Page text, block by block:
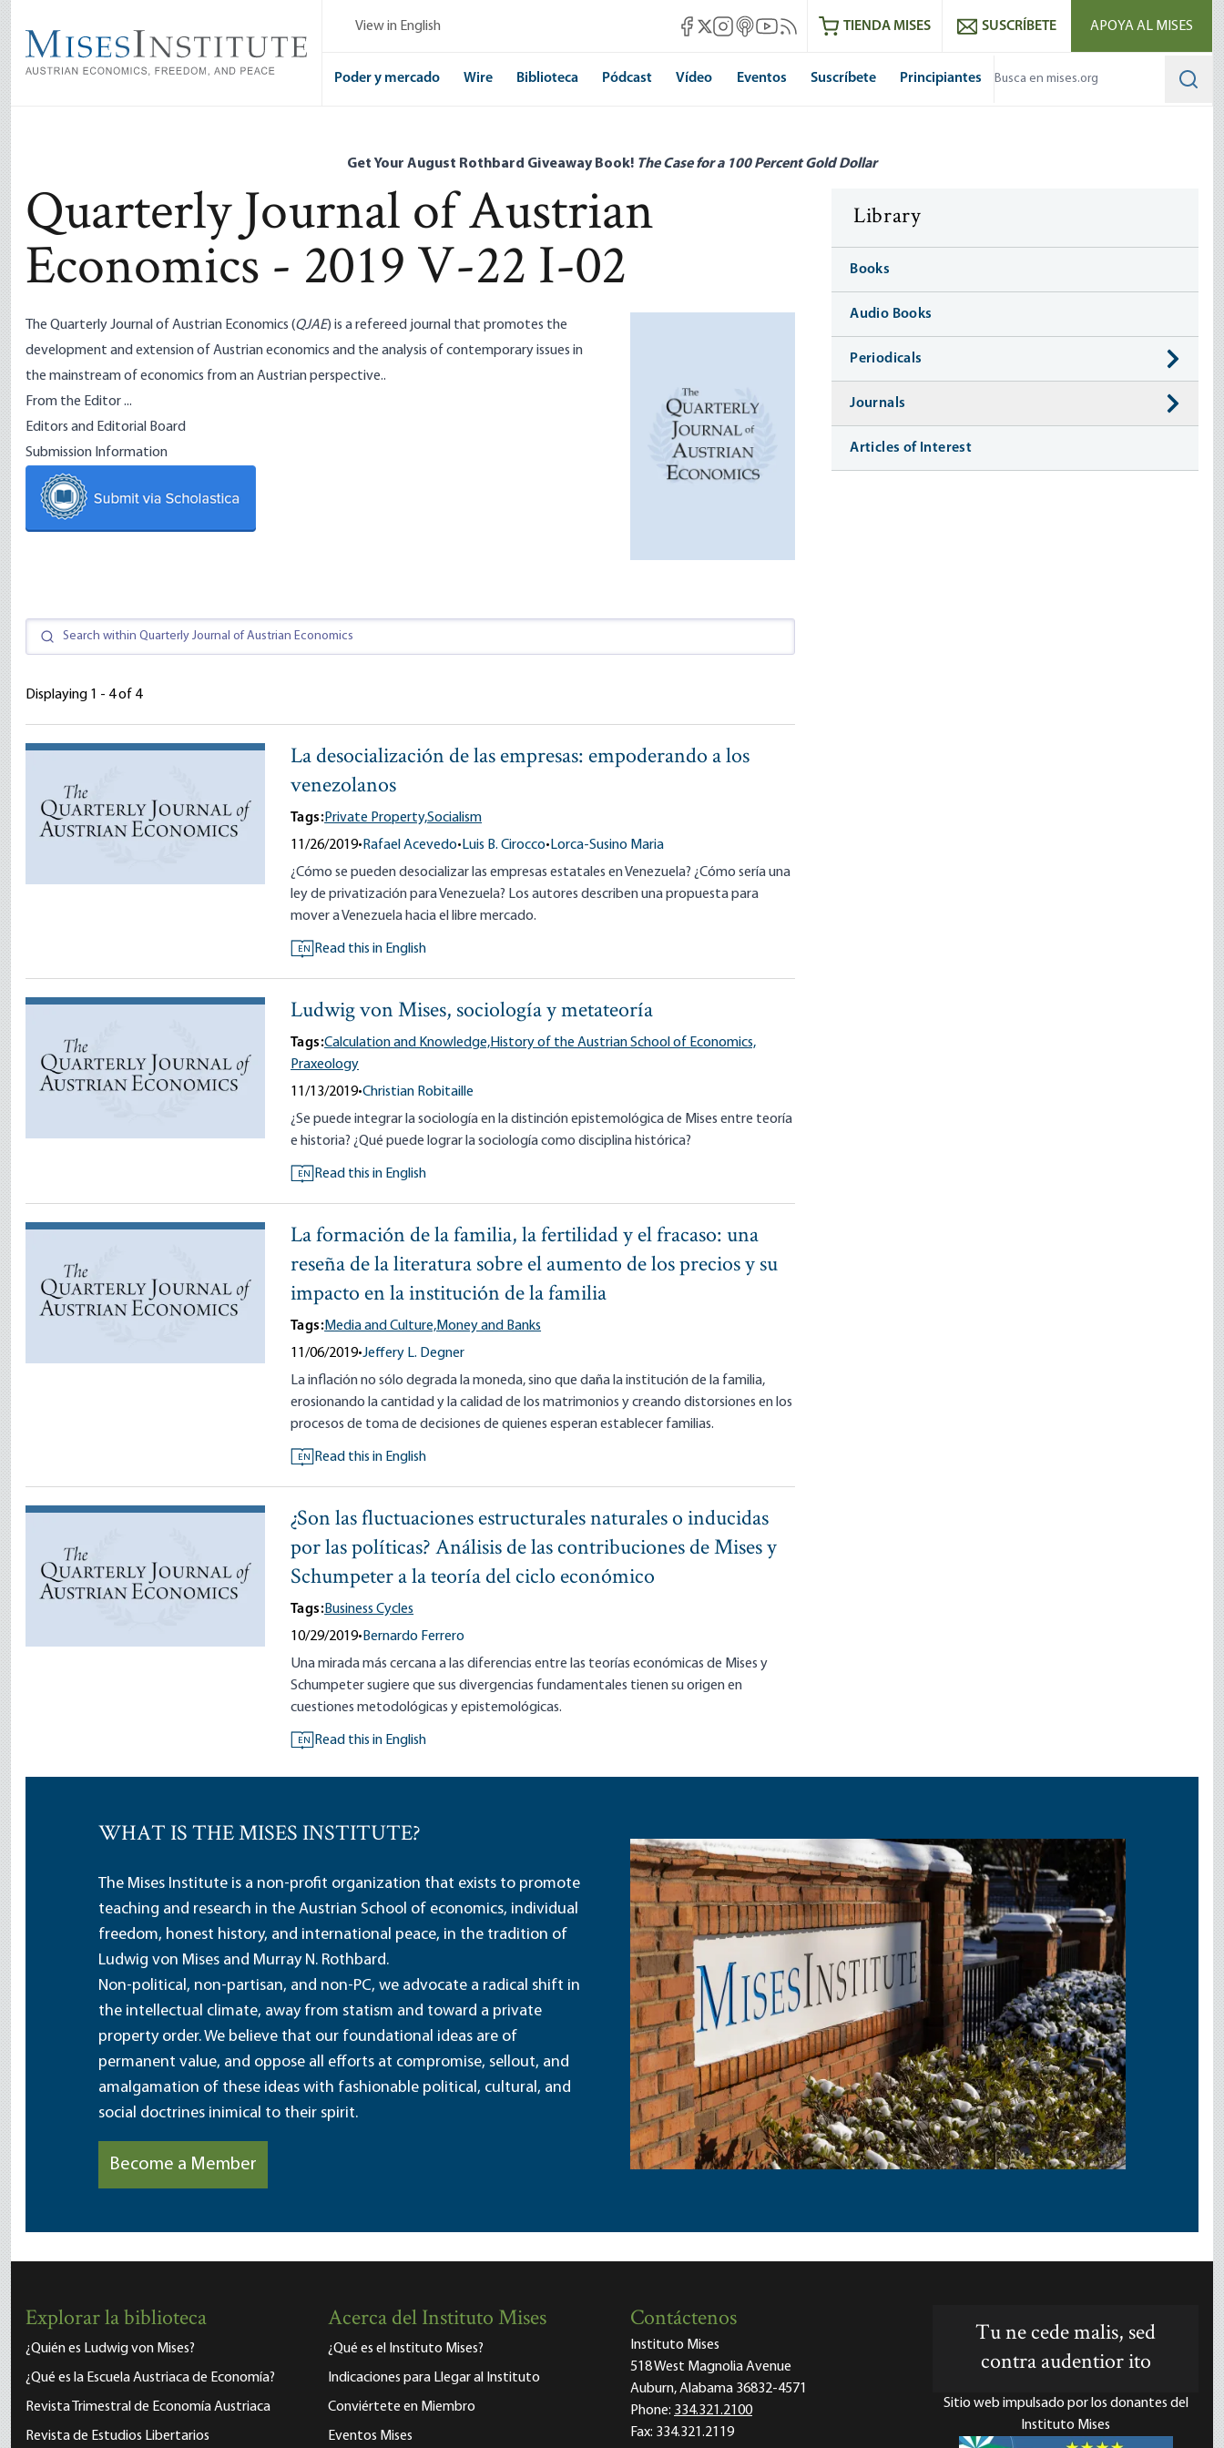
main
content
View in English Mises Facebook
Mises X
Mises Instagram
Mises itunes
Mises Youtube
Mises RSS feedTIENDA MISES SUSCRÍBETE APOYA AL MISES
Poder y mercado Wire Biblioteca Pódcast Vídeo Eventos Suscríbete Principiantes
Get Your August Rothbard Giveaway Book! The Case for a 100 Percent Gold Dollar
Quarterly Journal of Austrian
Economics - 2019 V-22 I-02
The Quarterly Journal of Austrian Economics (QJAE) is a refereed journal that promotes the
development and extension of Austrian economics and the analysis of contemporary issues in
the mainstream of economics from an Austrian perspective..
From the Editor ...
Editors and Editorial Board
Submission Information
Displaying 1 - 4 of 4
La desocialización de las empresas: empoderando a los
venezolanos
Tags:Private Property,Socialism
11/26/2019•Rafael Acevedo• Luis B. Cirocco• Lorca-Susino Maria
¿Cómo se pueden desocializar las empresas estatales en Venezuela? ¿Cómo sería una
ley de privatización para Venezuela? Los autores describen una propuesta para
mover a Venezuela hacia el libre mercado.
EN Read this in English
Ludwig von Mises, sociología y metateoría
Tags:Calculation and Knowledge,History of the Austrian School of Economics,
Praxeology
11/13/2019•Christian Robitaille
¿Se puede integrar la sociología en la distinción epistemológica de Mises entre teoría
e historia? ¿Qué puede lograr la sociología como disciplina histórica?
EN Read this in English
La formación de la familia, la fertilidad y el fracaso: una
reseña de la literatura sobre el aumento de los precios y su
impacto en la institución de la familia
Tags:Media and Culture,Money and Banks
11/06/2019•Jeffery L. Degner
La inflación no sólo degrada la moneda, sino que daña la institución de la familia,
erosionando la cantidad y la calidad de los matrimonios y creando distorsiones en los
procesos de toma de decisiones de quienes esperan establecer familias.
EN Read this in English
¿Son las fluctuaciones estructurales naturales o inducidas
por las políticas? Análisis de las contribuciones de Mises y
Schumpeter a la teoría del ciclo económico
Tags:Business Cycles
10/29/2019•Bernardo Ferrero
Una mirada más cercana a las diferencias entre las teorías económicas de Mises y
Schumpeter sugiere que sus divergencias fundamentales tienen su origen en
cuestiones metodológicas y epistemológicas.
EN Read this in English
Library
Books
Audio Books
Periodicals
Journals
Articles of Interest
WHAT IS THE MISES INSTITUTE?
The Mises Institute is a non-profit organization that exists to promote
teaching and research in the Austrian School of economics, individual
freedom, honest history, and international peace, in the tradition of
Ludwig von Mises and Murray N. Rothbard.
Non-political, non-partisan, and non-PC, we advocate a radical shift in
the intellectual climate, away from statism and toward a private
property order. We believe that our foundational ideas are of
permanent value, and oppose all efforts at compromise, sellout, and
amalgamation of these ideas with fashionable political, cultural, and
social doctrines inimical to their spirit.
Become a Member
Explorar la biblioteca
¿Quién es Ludwig von Mises?
¿Qué es la Escuela Austriaca de Economía?
Revista Trimestral de Economía Austriaca
Revista de Estudios Libertarios
Acerca del Instituto Mises
¿Qué es el Instituto Mises?
Indicaciones para Llegar al Instituto
Conviértete en Miembro
Eventos Mises
Contáctenos
Instituto Mises
518 West Magnolia Avenue
Auburn, Alabama 36832-4571
Phone: 334.321.2100
Fax: 334.321.2119
Tu ne cede malis, sed
contra audentior ito
Sitio web impulsado por los donantes del
Instituto Mises